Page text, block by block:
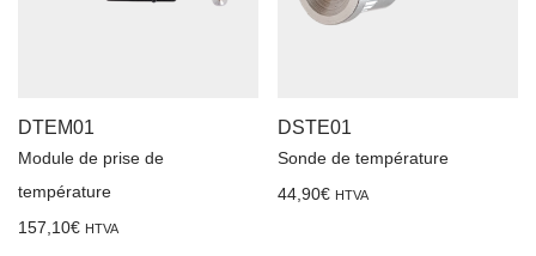
DTEM01
Module de prise de
température
157,10€ HTVA
DSTE01
Sonde de température
44,90€ HTVA